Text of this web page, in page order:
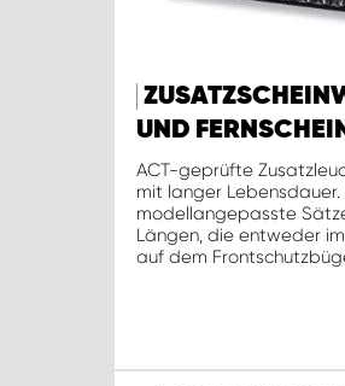
UND
ACT-geprüfte
mit langer
modellangepasste
Längen, die entweder
auf dem